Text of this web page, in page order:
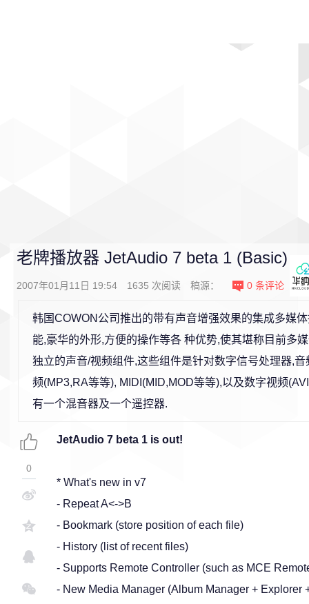
老牌播放器 JetAudio 7 beta 1 (Basic)
2007年01月11日 19:54 1635 次阅读 稿源： 0 条评论
韩国COWON公司推出的带有声音增强效果的集成多媒
能,豪华的外形,方便的操作等各 种优势,使其堪称目前多
独立的声音/视频组件,这些组件是针对数字信号处理器,
频(MP3,RA等等), MIDI(MID,MOD等等),以及数字视频
有一个混音器及一个遥控器.
JetAudio 7 beta 1 is out!
* What's new in v7
- Repeat A<->B
- Bookmark (store position of each file)
- History (list of recent files)
- Supports Remote Controller (such as MCE
- New Media Manager (Album Manager + Explorer
0